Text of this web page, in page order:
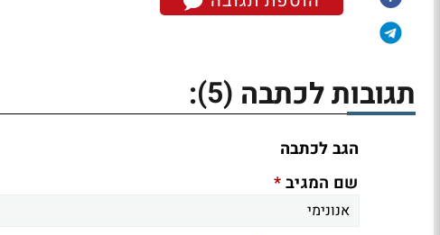
תגובות לכתבה (5)
:
הגב לכתבה
שם המגיב*